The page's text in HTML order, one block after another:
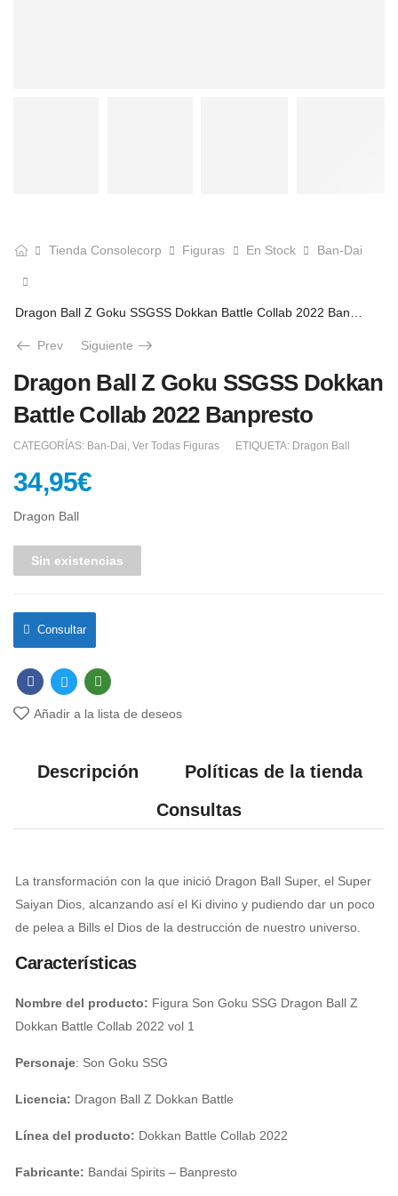
Tienda Consolecorp Figuras En Stock Ban-Dai
Dragon Ball Z Goku SSGSS Dokkan Battle Collab 2022 Banpresto
Prev Siguiente
Dragon Ball Z Goku SSGSS Dokkan
Battle Collab 2022 Banpresto
CATEGORÍAS: Ban-Dai, Ver Todas Figuras ETIQUETA: Dragon Ball
34,95€
Dragon Ball
Sin existencias
Consultar
Añadir a la lista de deseos
Descripción
Políticas de la tienda
Consultas
La transformación con la que inició Dragon Ball Super, el Super
Saiyan Dios, alcanzando así el Ki divino y pudiendo dar un poco
de pelea a Bills el Dios de la destrucción de nuestro universo.
Características
Nombre del producto: Figura Son Goku SSG Dragon Ball Z
Dokkan Battle Collab 2022 vol 1
Personaje: Son Goku SSG
Licencia: Dragon Ball Z Dokkan Battle
Línea del producto: Dokkan Battle Collab 2022
Fabricante: Bandai Spirits – Banpresto